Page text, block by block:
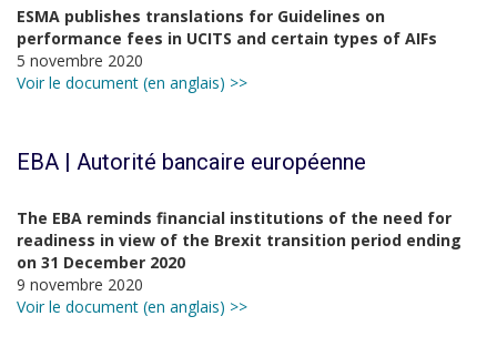
ESMA publishes translations for Guidelines on
performance fees in UCITS and certain types of AIFs
5 novembre 2020
Voir le document (en anglais) >>
EBA | Autorité bancaire européenne
The EBA reminds financial institutions of the need for
readiness in view of the Brexit transition period ending
on 31 December 2020
9 novembre 2020
Voir le document (en anglais) >>